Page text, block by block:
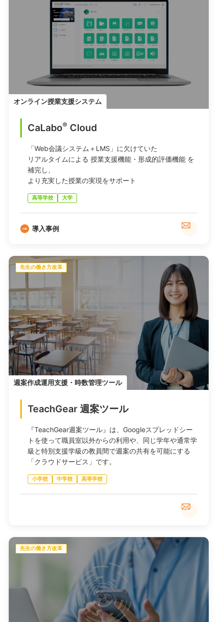
オンライン授業支援システム
CaLabo® ︎ Cloud
「Web会議システム＋LMS」に欠けていた
リアルタイムによる 授業支援機能・形成的評価機能 を
補完し、
より充実した授業の実現をサポート
高等学校 大学
導入事例
先生の働き方改革
週案作成運用支援・時数管理ツール
TeachGear 週案ツール
『TeachGear週案ツール』は、Googleスプレッドシー
トを使って職員室以外からの利用や、同じ学年や通常学
級と特別支援学級の教員間で週案の共有を可能にする
「クラウドサービス」です。
小学校 中学校 高等学校
先生の働き方改革